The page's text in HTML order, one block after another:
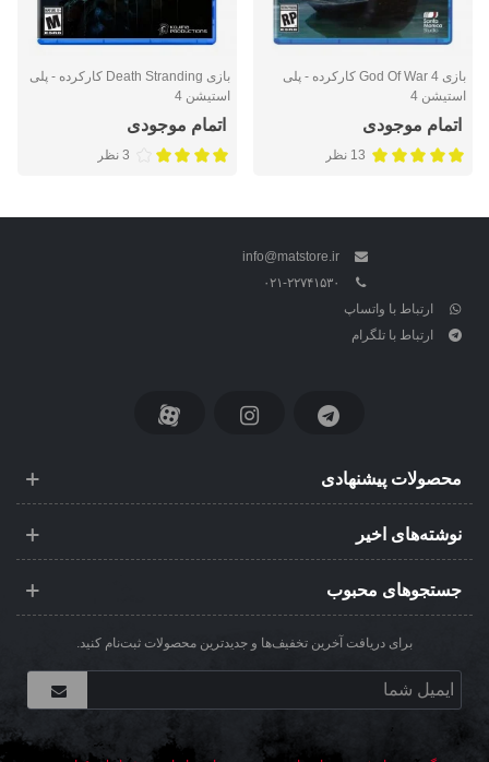
بازی God Of War 4 کارکرده - پلی
استیشن 4
اتمام موجودی
13 نظر
بازی Death Stranding کارکرده - پلی
استیشن 4
اتمام موجودی
3 نظر
info@matstore.ir
۰۲۱-۲۲۷۴۱۵۳۰
ارتباط با واتساپ
ارتباط با تلگرام
محصولات پیشنهادی
نوشته‌های اخیر
جستجوهای محبوب
برای دریافت آخرین تخفیف‌ها و جدیدترین محصولات ثبت‌نام کنید.